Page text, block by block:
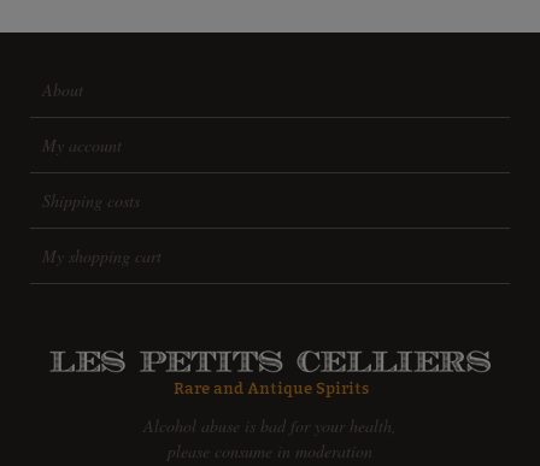
About
My account
Shipping costs
My shopping cart
Alcohol abuse is bad for your health,
please consume in moderation